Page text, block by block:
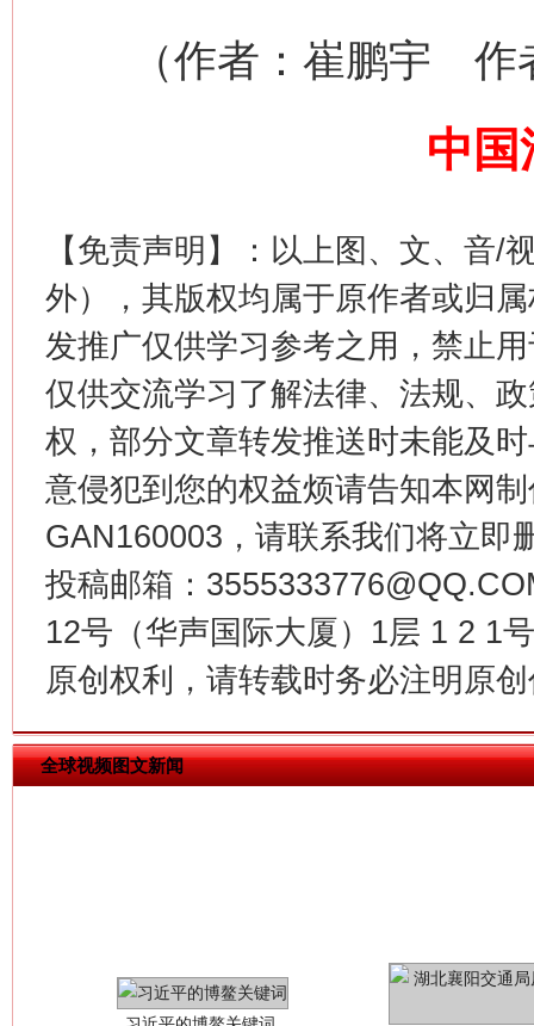
（作者：崔鹏宇 作者
中国
【免责声明】：以上图、文、音/
外），其版权均属于原作者或归
发推广仅供学习参考之用，禁止
仅供交流学习了解法律、法规、
权，部分文章转发推送时未能及
意侵犯到您的权益烦请告知本网
GAN160003，请联系我们将立即
投稿邮箱：
12号（华声国际大厦）1层 1 2 1
原创权利，请转载时务必注明原
全球视频图文新闻
这是一记警钟！ 谢
在谋一域中谋全局